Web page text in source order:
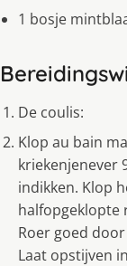
1 bosje
De coulis:
Klop au bain
kriekenjenever
indikken. Klop
halfopgeklopte
Roer goed
Laat opstijven